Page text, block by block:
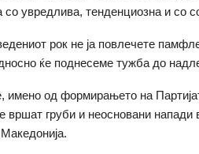
со увредлива, тенденциозна и со
рок не ја повлечете
ќе поднесеме тужба до
имено од формирањето на
вршат груби и неосновани напади